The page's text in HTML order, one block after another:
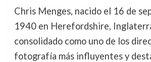
Chris Menges, nacido el 16 de
1940 en Herefordshire,
consolidado como uno de los
fotografía más influyentes y